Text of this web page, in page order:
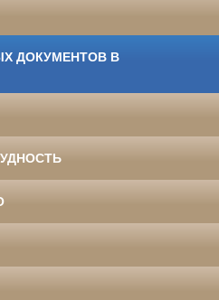
ДОКУМЕНТОВ В